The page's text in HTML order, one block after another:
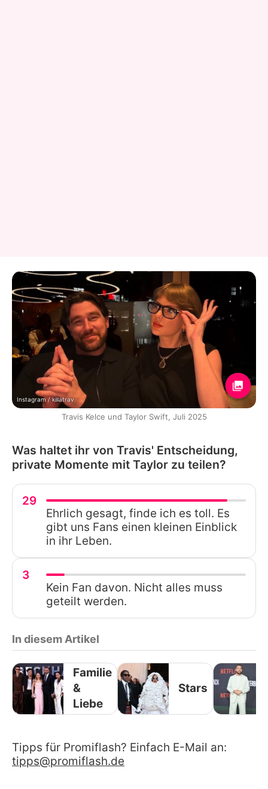
Instagram / killatrav
Travis Kelce und Taylor Swift, Juli 2025
Was haltet ihr von Travis' Entscheidung,
private Momente mit Taylor zu teilen?
29
Ehrlich gesagt, finde ich es toll. Es
gibt uns Fans einen kleinen Einblick
in ihr Leben.
3
Kein Fan davon. Nicht alles muss
geteilt werden.
In diesem Artikel
Familie
&
Liebe
Stars
Tipps für Promiflash? Einfach E-Mail an:
tipps@promiflash.de